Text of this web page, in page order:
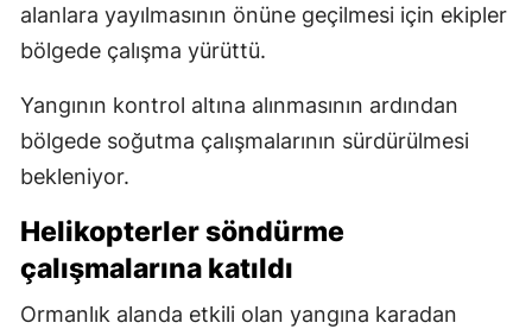
alanlara yayılmasının önüne geçilmesi için ekipler
bölgede çalışma yürüttü.
Yangının kontrol altına alınmasının ardından
bölgede soğutma çalışmalarının sürdürülmesi
bekleniyor.
Helikopterler söndürme
çalışmalarına katıldı
Ormanlık alanda etkili olan yangına karadan